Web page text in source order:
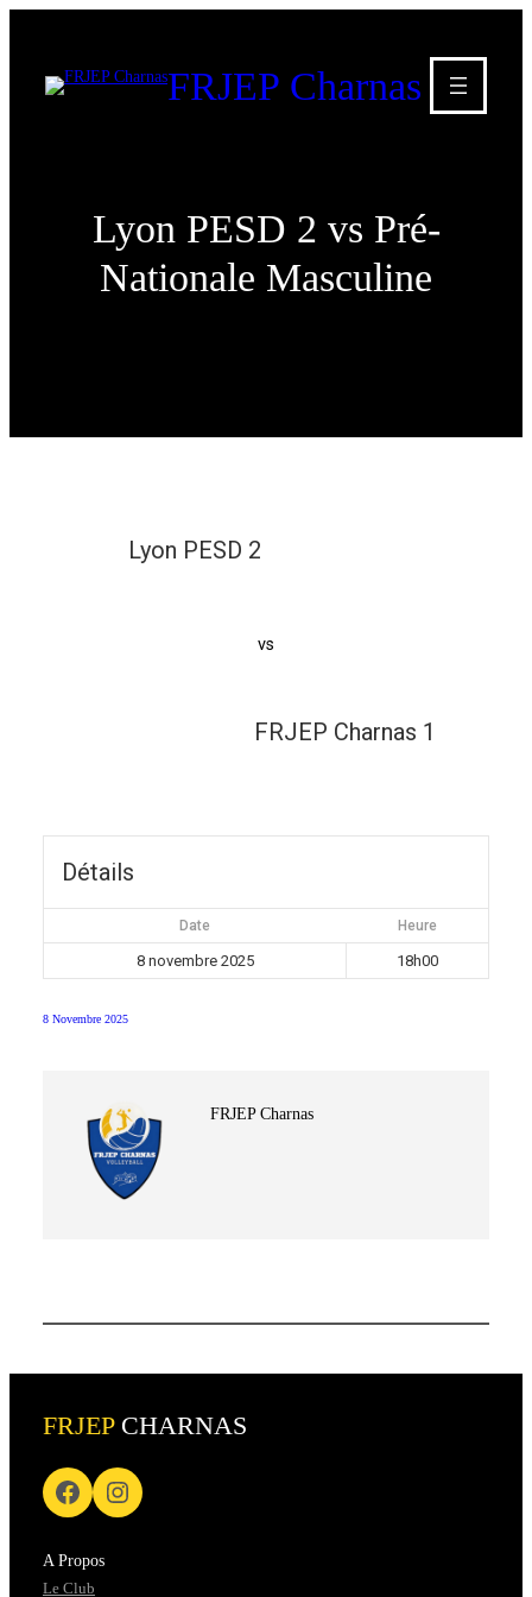
FRJEP Charnas
Lyon PESD 2 vs Pré-
Nationale Masculine
Lyon PESD 2
vs
FRJEP Charnas 1
Détails
Date Heure
8 novembre 2025 18h00
8 Novembre 2025
FRJEP Charnas
FRJEPCHARNAS
A Propos
Le Club